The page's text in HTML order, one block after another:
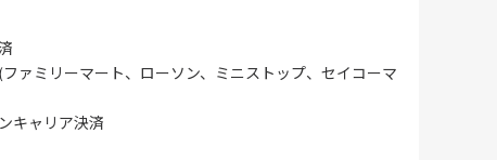
ファミリーマート、ローソン、ミニストップ、セイコーマ
キャリア決済